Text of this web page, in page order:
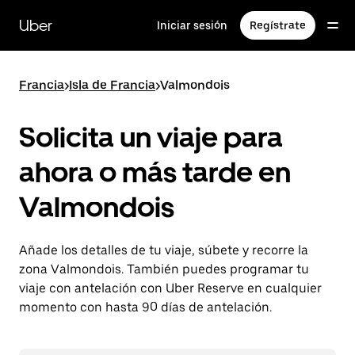
contenido
principal
Uber Iniciar sesión Regístrate
Francia>Isla de Francia>Valmondois
Solicita un viaje para
ahora o más tarde en
Valmondois
Añade los detalles de tu viaje, súbete y recorre la
zona Valmondois. También puedes programar tu
viaje con antelación con Uber Reserve en cualquier
momento con hasta 90 días de antelación.